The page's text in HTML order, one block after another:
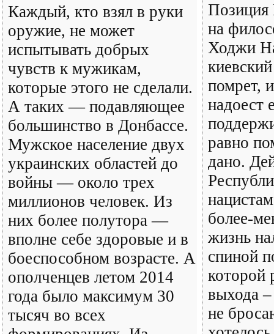
Каждый, кто взял в руки
оружие, не может
испытывать добрых
чувств к мужикам,
которые этого не сделали.
А таких — подавляющее
большинство в Донбассе.
Мужское население двух
украинских областей до
войны — около трех
миллионов человек. Из
них более полутора —
вполне себе здоровые и в
боеспособном возрасте. А
ополченцев летом 2014
года было максимум 30
тысяч во всех
Позиция
на
Ходжи
помрет,
надоест
равно
дано.
более-
жизнь
спиной
которой
выхода
не